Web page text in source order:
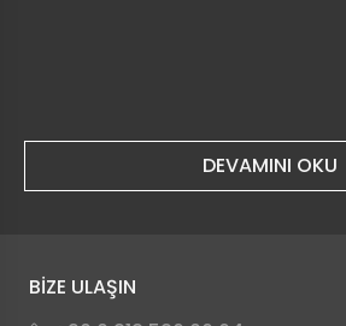
DEVAMINI OKU
BİZE ULAŞIN